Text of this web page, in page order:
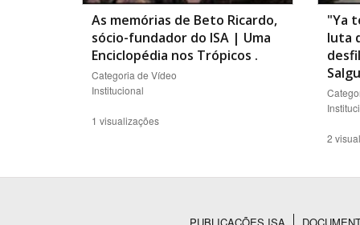
As memórias de Beto Ricardo,
sócio-fundador do ISA | Uma
Enciclopédia nos Trópicos .
Categoria de Vídeo
Institucional
1 visualizações
"Ya
luta
2